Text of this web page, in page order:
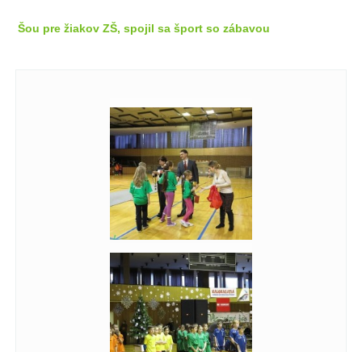
Šou pre žiakov ZŠ, spojil sa šport so zábavou